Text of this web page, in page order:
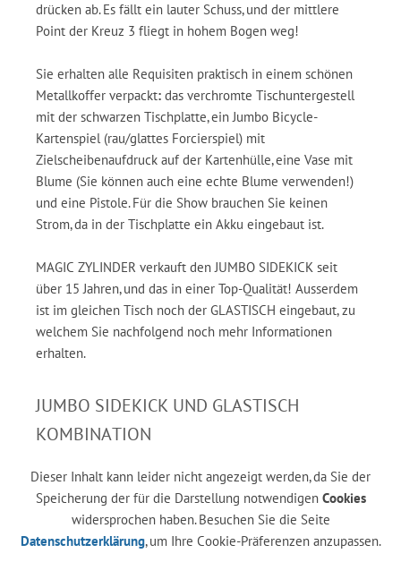
drücken ab. Es fällt ein lauter Schuss, und der mittlere
Point der Kreuz 3 fliegt in hohem Bogen weg!
Sie erhalten alle Requisiten praktisch in einem schönen
Metallkoffer verpackt: das verchromte Tischuntergestell
mit der schwarzen Tischplatte, ein Jumbo Bicycle-
Kartenspiel (rau/glattes Forcierspiel) mit
Zielscheibenaufdruck auf der Kartenhülle, eine Vase mit
Blume (Sie können auch eine echte Blume verwenden!)
und eine Pistole. Für die Show brauchen Sie keinen
Strom, da in der Tischplatte ein Akku eingebaut ist.
MAGIC ZYLINDER verkauft den JUMBO SIDEKICK seit
über 15 Jahren, und das in einer Top-Qualität! Ausserdem
ist im gleichen Tisch noch der GLASTISCH eingebaut, zu
welchem Sie nachfolgend noch mehr Informationen
erhalten.
JUMBO SIDEKICK UND GLASTISCH
KOMBINATION
Dieser Inhalt kann leider nicht angezeigt werden, da Sie der
Speicherung der für die Darstellung notwendigen Cookies
widersprochen haben. Besuchen Sie die Seite
Datenschutzerklärung, um Ihre Cookie-Präferenzen anzupassen.